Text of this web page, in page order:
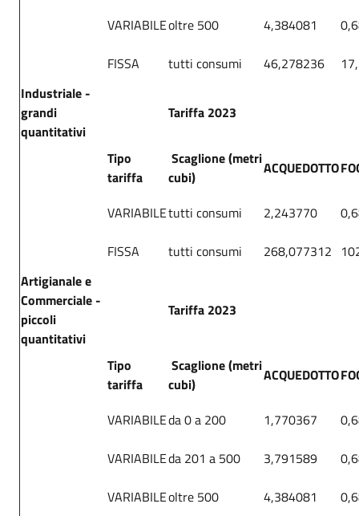
VARIABILEoltre 500 4,384081
FISSA
tutti consumi 46,278236
Industriale -
grandi
quantitativi
Tariffa 2023
Tipo
tariffa
Scaglione (metri
cubi)
ACQUEDOTTO
VARIABILEtutti consumi 2,243770
FISSA
tutti consumi 268,077312
Artigianale e
Commerciale -
piccoli
quantitativi
Tariffa 2023
Tipo
tariffa
Scaglione (metri
cubi)
ACQUEDOTTO
VARIABILEda 0 a 200 1,770367
VARIABILEda 201 a 500 3,791589
VARIABILEoltre 500 4,384081